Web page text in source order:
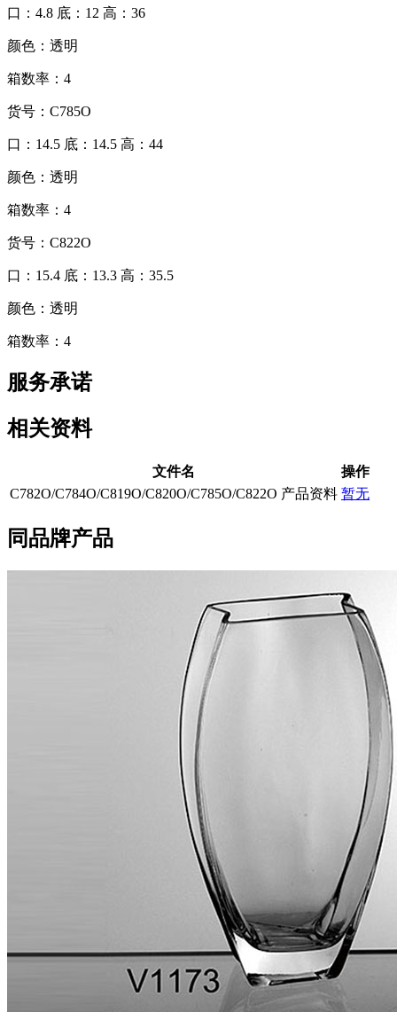
口：4.8 底：12 高：36
颜色：透明
箱数率：4
货号：C785O
口：14.5 底：14.5 高：44
颜色：透明
箱数率：4
货号：C822O
口：15.4 底：13.3 高：35.5
颜色：透明
箱数率：4
服务承诺
相关资料
文件名
操作
C782O/C784O/C819O/C820O/C785O/C822O 产品资料 暂无
同品牌产品